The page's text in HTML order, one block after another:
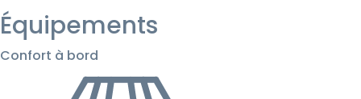
Équipements
Confort à bord